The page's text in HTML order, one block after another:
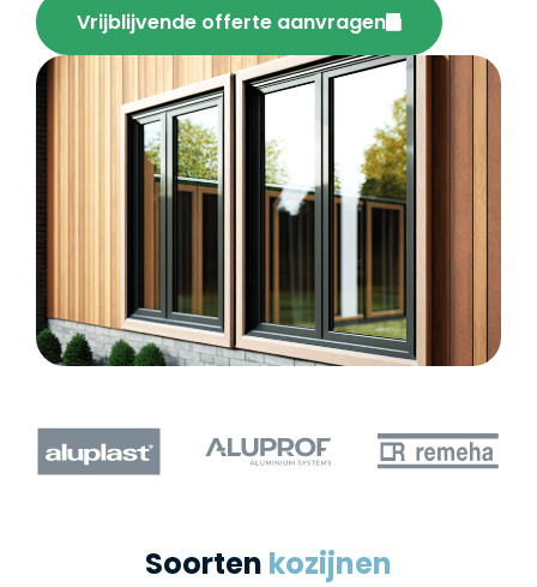
Vrijblijvende offerte aanvragen
Soorten kozijnen